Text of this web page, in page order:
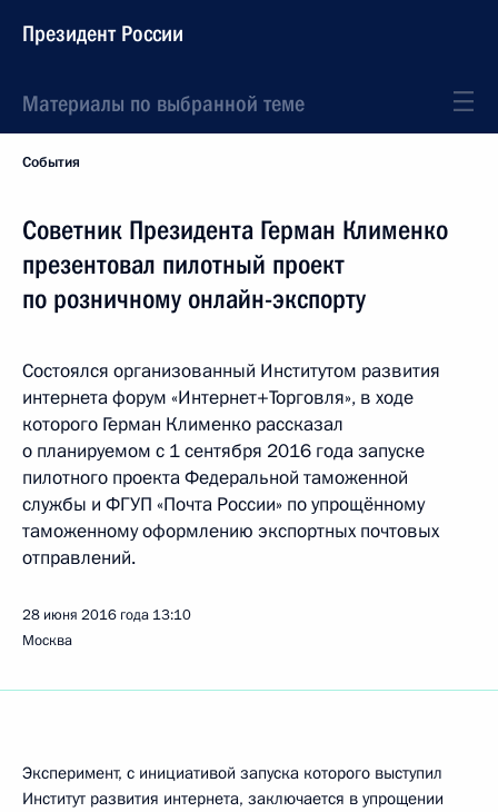
Президент России
Материалы по выбранной теме
События
Советник Президента Герман Клименко
презентовал пилотный проект
по розничному онлайн-экспорту
Состоялся организованный Институтом развития
интернета форум «Интернет+Торговля», в ходе
которого Герман Клименко рассказал
о планируемом с 1 сентября 2016 года запуске
пилотного проекта Федеральной таможенной
службы и ФГУП «Почта России» по упрощённому
таможенному оформлению экспортных почтовых
отправлений.
28 июня 2016 года 13:10
Москва
Эксперимент, с инициативой запуска которого выступил
Институт развития интернета, заключается в упрощении